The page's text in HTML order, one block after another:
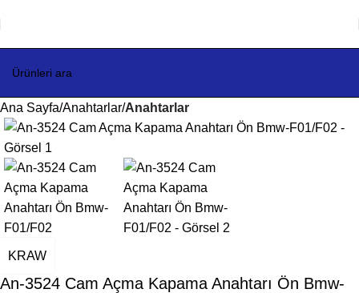
Ana Sayfa Anahtarlar Anahtarlar
KRAW
An-3524 Cam Açma Kapama Anahtarı Ön Bmw-